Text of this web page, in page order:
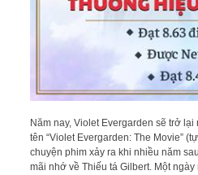
Năm nay, Violet Evergarden sẽ trở
tên “Violet Evergarden: The Movie”
chuyện phim xảy ra khi nhiều năm
mãi nhớ về Thiếu tá Gilbert. Một